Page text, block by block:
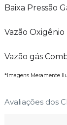
Baixa Pressão
Vazão Oxigênio
Vazão gás
*Imagens Meramente
Avaliações dos